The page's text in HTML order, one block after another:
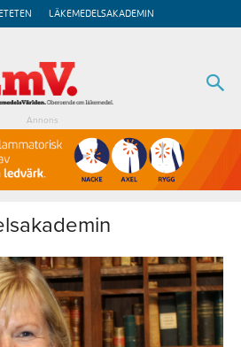
LÄKEMEDELSAKADEMIN
Annons